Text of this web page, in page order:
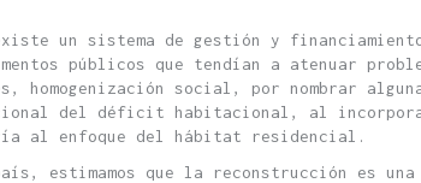
un sistema de gestión y financiamiento
públicos que tendían a atenuar
social, por nombrar
del déficit habitacional, al
al enfoque del hábitat residencial.
estimamos que la reconstrucción es una